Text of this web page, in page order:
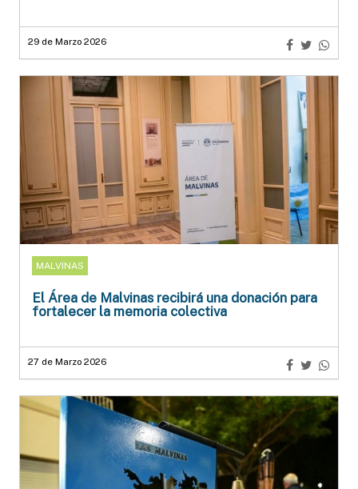
29 de Marzo 2026
MALVINAS
El Área de Malvinas recibirá una donación para
fortalecer la memoria colectiva
27 de Marzo 2026